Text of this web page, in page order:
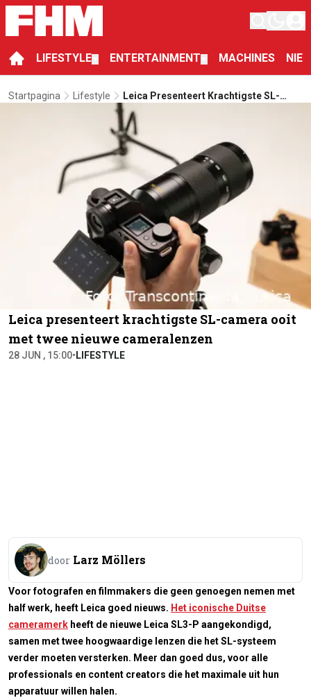
LIFESTYLE ENTERTAINMENT MACHINES
Startpagina Lifestyle
Leica Presenteert Krachtigste SL-
Camera Ooit Met Twee Nieuwe
Cameralenzen
Leica presenteert krachtigste SL-camera ooit
met twee nieuwe cameralenzen
28 JUN , 15:00•LIFESTYLE
door Larz Möllers
Voor fotografen en filmmakers die geen genoegen nemen met
half werk, heeft Leica goed nieuws. Het iconische Duitse
cameramerk heeft de nieuwe Leica SL3-P aangekondigd,
samen met twee hoogwaardige lenzen die het SL-systeem
verder moeten versterken. Meer dan goed dus, voor alle
professionals en content creators die het maximale uit hun
apparatuur willen halen.